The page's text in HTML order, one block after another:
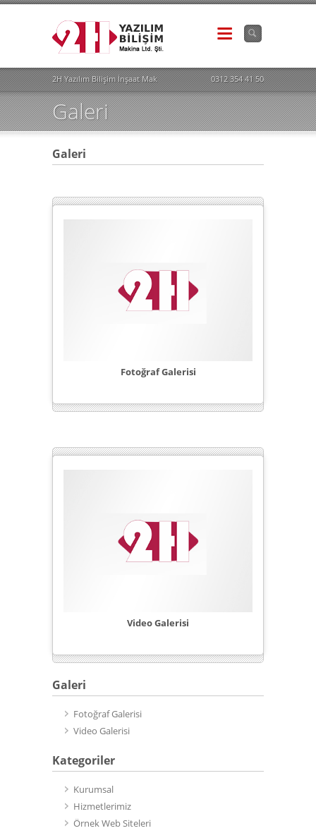
2H Yazılım Bilişim İnşaat Makina İhr. İth. San. Tic.Ltd.Şti. - 0312 354 41
0312 354 41 50
Galeri
Galeri
Fotoğraf Galerisi
Video Galerisi
Galeri
Fotoğraf Galerisi
Video Galerisi
Kategoriler
Kurumsal
Hizmetlerimiz
Örnek Web Siteleri